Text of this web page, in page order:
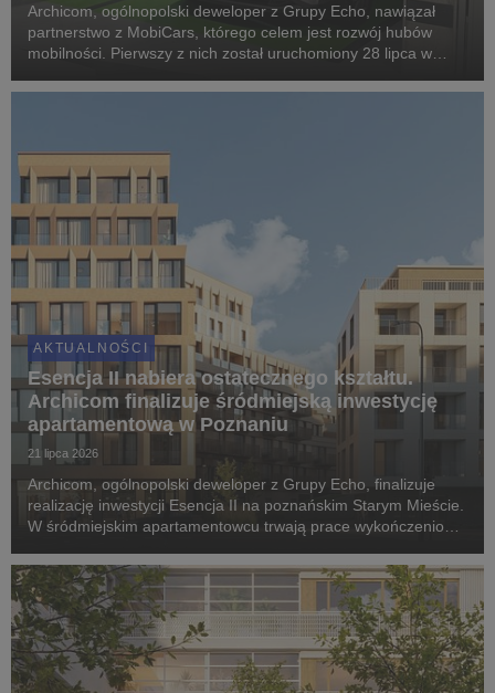
Archicom, ogólnopolski deweloper z Grupy Echo, nawiązał
partnerstwo z MobiCars, którego celem jest rozwój hubów
mobilności. Pierwszy z nich został uruchomiony 28 lipca w
mogą korzystać z samochodów dostępnych w mod...
AKTUALNOŚCI
Esencja II nabiera ostatecznego kształtu.
Archicom finalizuje śródmiejską inwestycję
apartamentową w Poznaniu
21 lipca 2026
Archicom, ogólnopolski deweloper z Grupy Echo, finalizuje
realizację inwestycji Esencja II na poznańskim Starym Mieście.
W śródmiejskim apartamentowcu trwają prace wykończeniowe
w IV kwartale 2026 roku. Proje...